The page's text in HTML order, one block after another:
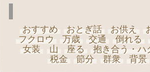
おすすめ おとぎ話 お供え
フクロウ
万歳 交通 倒れる
女装
山 座る 抱き合う・ハ
税金
節分 群衆 背景